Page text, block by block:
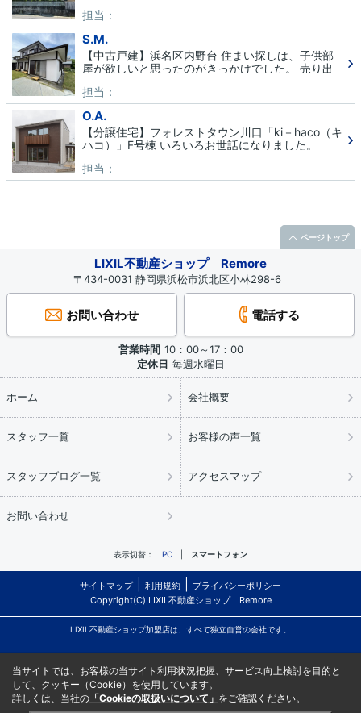
担当：
S.M.
【中古戸建】浜名区内野台 住まい探しは、子供部
屋が欲しいと思ったのがきっかけでした。 売り出
る事を知り、購入を決めました。
担当：
O.A.
【分譲住宅】フォレストタウン川口「ki－haco（キ
ハコ）」F号棟 いろいろお世話になりました。
担当：
LIXIL不動産ショップ Remore
〒434-0031 静岡県浜松市浜北区小林298-6
お問い合わせ 電話する
営業時間 10：00～17：00
定休日 毎週水曜日
ホーム 会社概要
スタッフ一覧 お客様の声一覧
スタッフブログ一覧 アクセスマップ
お問い合わせ
表示切替： PC スマートフォン
サイトマップ 利用規約
プライバシーポリシー
Copyright(C) LIXIL不動産ショップ Remore
LIXIL不動産ショップ加盟店は、すべて独立自営の会社です。
ページトップ
当サイトでは、お客様の当サイト利用状況把握、サービス向上検討を目的と
して、クッキー（Cookie）を使用しています。
詳しくは、当社の 「Cookieの取扱いについて」 をご確認ください。